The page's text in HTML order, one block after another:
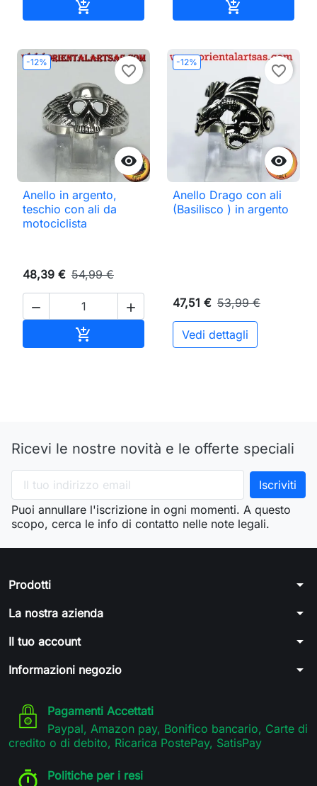
 
-12%

favorite_border
Anello in argento,
teschio con ali da
motociclista
48,39 € 54,99 €
 
 Aggiungi al carrello
-12%

favorite_border
Anello Drago con ali
(Basilisco ) in argento
47,51 € 53,99 €
Vedi dettagli
Ricevi le nostre novità e le offerte speciali
Puoi annullare l'iscrizione in ogni momenti. A questo
scopo, cerca le info di contatto nelle note legali.
Prodotti arrow_drop_down
La nostra azienda arrow_drop_down
Il tuo account arrow_drop_down
Informazioni negozio arrow_drop_down
Pagamenti Accettati
Paypal, Amazon pay, Bonifico bancario, Carte di
credito o di debito, Ricarica PostePay, SatisPay
Politiche per i resi